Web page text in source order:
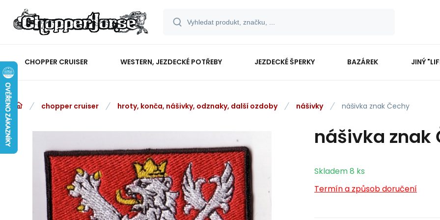
CHOPPER CRUISER WESTERN, JEZDECKÉ POTŘEBY JEZDECKÉ ŠPERKY BAZÁREK JINÝ
chopper cruiser hroty, konča, nášivky, odznaky, další ozdoby nášivky nášivka znak Čechy
nášivka znak
Skladem8 ks
Termín a způsob doručení